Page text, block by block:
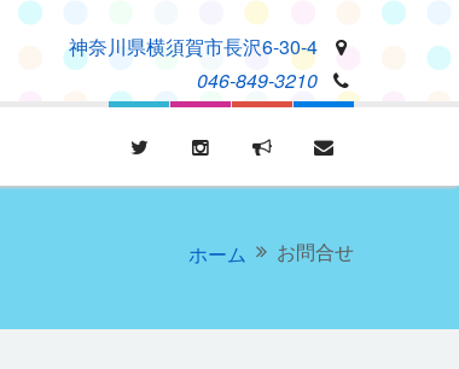
神奈川県横須賀市長沢6-30-4
046-849-3210
ホーム お問合せ